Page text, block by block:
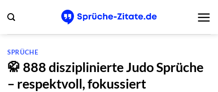
Inhalt
springen
SPRÜCHE
🥋 888 disziplinierte Judo Sprüche
– respektvoll, fokussiert